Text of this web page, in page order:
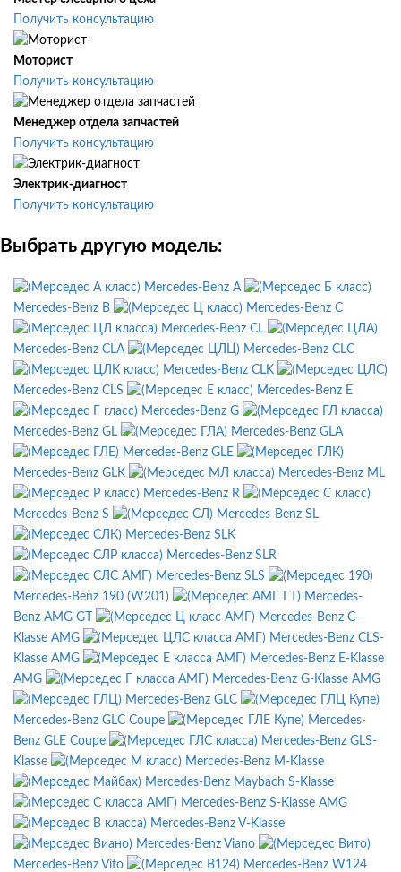
Получить консультацию
Моторист
Получить консультацию
Менеджер отдела запчастей
Получить консультацию
Электрик-диагност
Получить консультацию
Выбрать другую модель:
Mercedes-Benz A
Mercedes-Benz B
Mercedes-Benz C
Mercedes-Benz CL
Mercedes-Benz CLA
Mercedes-Benz CLC
Mercedes-Benz CLK
Mercedes-Benz CLS
Mercedes-Benz E
Mercedes-Benz G
Mercedes-Benz GL
Mercedes-Benz GLA
Mercedes-Benz GLE
Mercedes-Benz GLK
Mercedes-Benz ML
Mercedes-Benz R
Mercedes-Benz S
Mercedes-Benz SL
Mercedes-Benz SLK
Mercedes-Benz SLR
Mercedes-Benz SLS
Mercedes-Benz 190 (W201)
Mercedes-
Benz AMG GT
Mercedes-Benz C-
Klasse AMG
Mercedes-Benz CLS-
Klasse AMG
Mercedes-Benz E-Klasse
AMG
Mercedes-Benz G-Klasse AMG
Mercedes-Benz GLC
Mercedes-Benz GLC Coupe
Mercedes-
Benz GLE Coupe
Mercedes-Benz GLS-
Klasse
Mercedes-Benz M-Klasse
Mercedes-Benz Maybach S-Klasse
Mercedes-Benz S-Klasse AMG
Mercedes-Benz V-Klasse
Mercedes-Benz Viano
Mercedes-Benz Vito
Mercedes-Benz W124